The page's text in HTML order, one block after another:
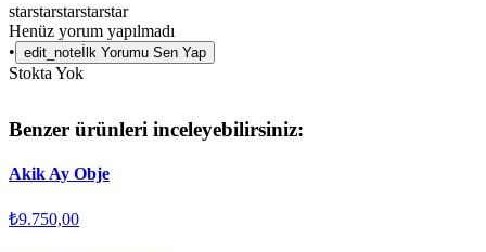
starstarstarstarstar
Henüz yorum yapılmadı
• edit_note İlk Yorumu Sen Yap
Stokta Yok
Benzer ürünleri inceleyebilirsiniz:
Akik Ay Obje
₺9.750,00